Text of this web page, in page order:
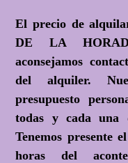
El precio de
DE LA
aconsejamos
del alquiler.
presupuesto
todas y cada una
Tenemos presente
horas del